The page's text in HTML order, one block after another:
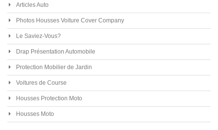
Articles Auto
Photos Housses Voiture Cover Company
Le Saviez-Vous?
Drap Présentation Automobile
Protection Mobilier de Jardin
Voitures de Course
Housses Protection Moto
Housses Moto